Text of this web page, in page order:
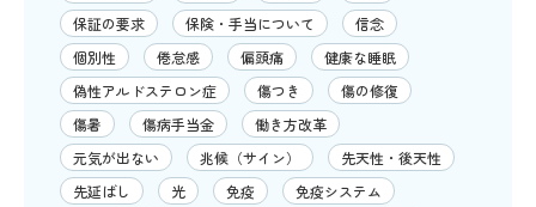
保証の要求
保険・手当について
信念
個別性
倦怠感 偏頭痛
健康な睡眠
偽性アルドステロン症
傷つき
傷の修復
傷暑
傷病手当金
働き方改革
元気が出ない
兆候（サイン）
先天性・後天性
先延ばし
光 免疫
免疫システム